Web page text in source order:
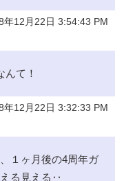
年12月22日 3:54:43 PM
て！
年12月22日 3:32:33 PM
１ヶ月後の4周年ガ
る見える‥